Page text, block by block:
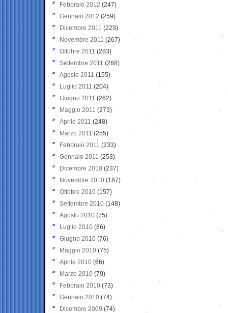
Febbraio 2012 (247)
Gennaio 2012 (259)
Dicembre 2011 (223)
Novembre 2011 (267)
Ottobre 2011 (283)
Settembre 2011 (268)
Agosto 2011 (155)
Luglio 2011 (204)
Giugno 2011 (262)
Maggio 2011 (273)
Aprile 2011 (248)
Marzo 2011 (255)
Febbraio 2011 (233)
Gennaio 2011 (253)
Dicembre 2010 (237)
Novembre 2010 (187)
Ottobre 2010 (157)
Settembre 2010 (148)
Agosto 2010 (75)
Luglio 2010 (86)
Giugno 2010 (76)
Maggio 2010 (75)
Aprile 2010 (66)
Marzo 2010 (79)
Febbraio 2010 (73)
Gennaio 2010 (74)
Dicembre 2009 (74)